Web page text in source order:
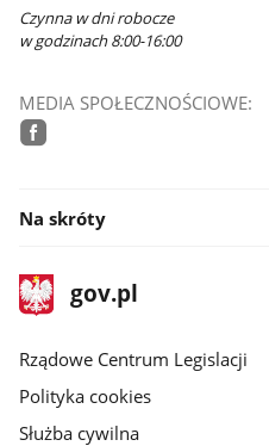
Czynna w dni robocze
w godzinach 8:00-16:00
MEDIA SPOŁECZNOŚCIOWE:
Na skróty
stopka
gov.plStrona
gov.pl
Rządowe Centrum Legislacji
Polityka cookies
Służba cywilna